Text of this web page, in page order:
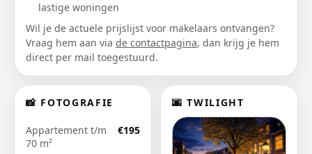
lastige woningen
Wil je de actuele prijslijst voor makelaars ontvangen?
Vraag hem aan via de contactpagina, dan krijg je hem
direct per mail toegestuurd.
📸 FOTOGRAFIE
Appartement t/m
70 m²
€195
🌆 TWILIGHT